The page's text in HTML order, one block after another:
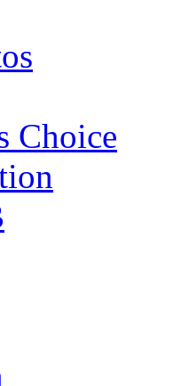
Choice